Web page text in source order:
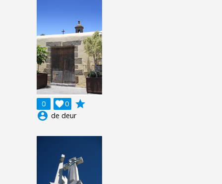
0 0

grade
account_circle de deur